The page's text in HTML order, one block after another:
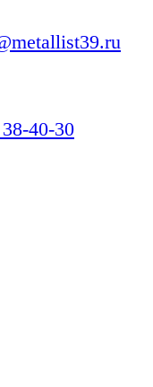
38-40-30